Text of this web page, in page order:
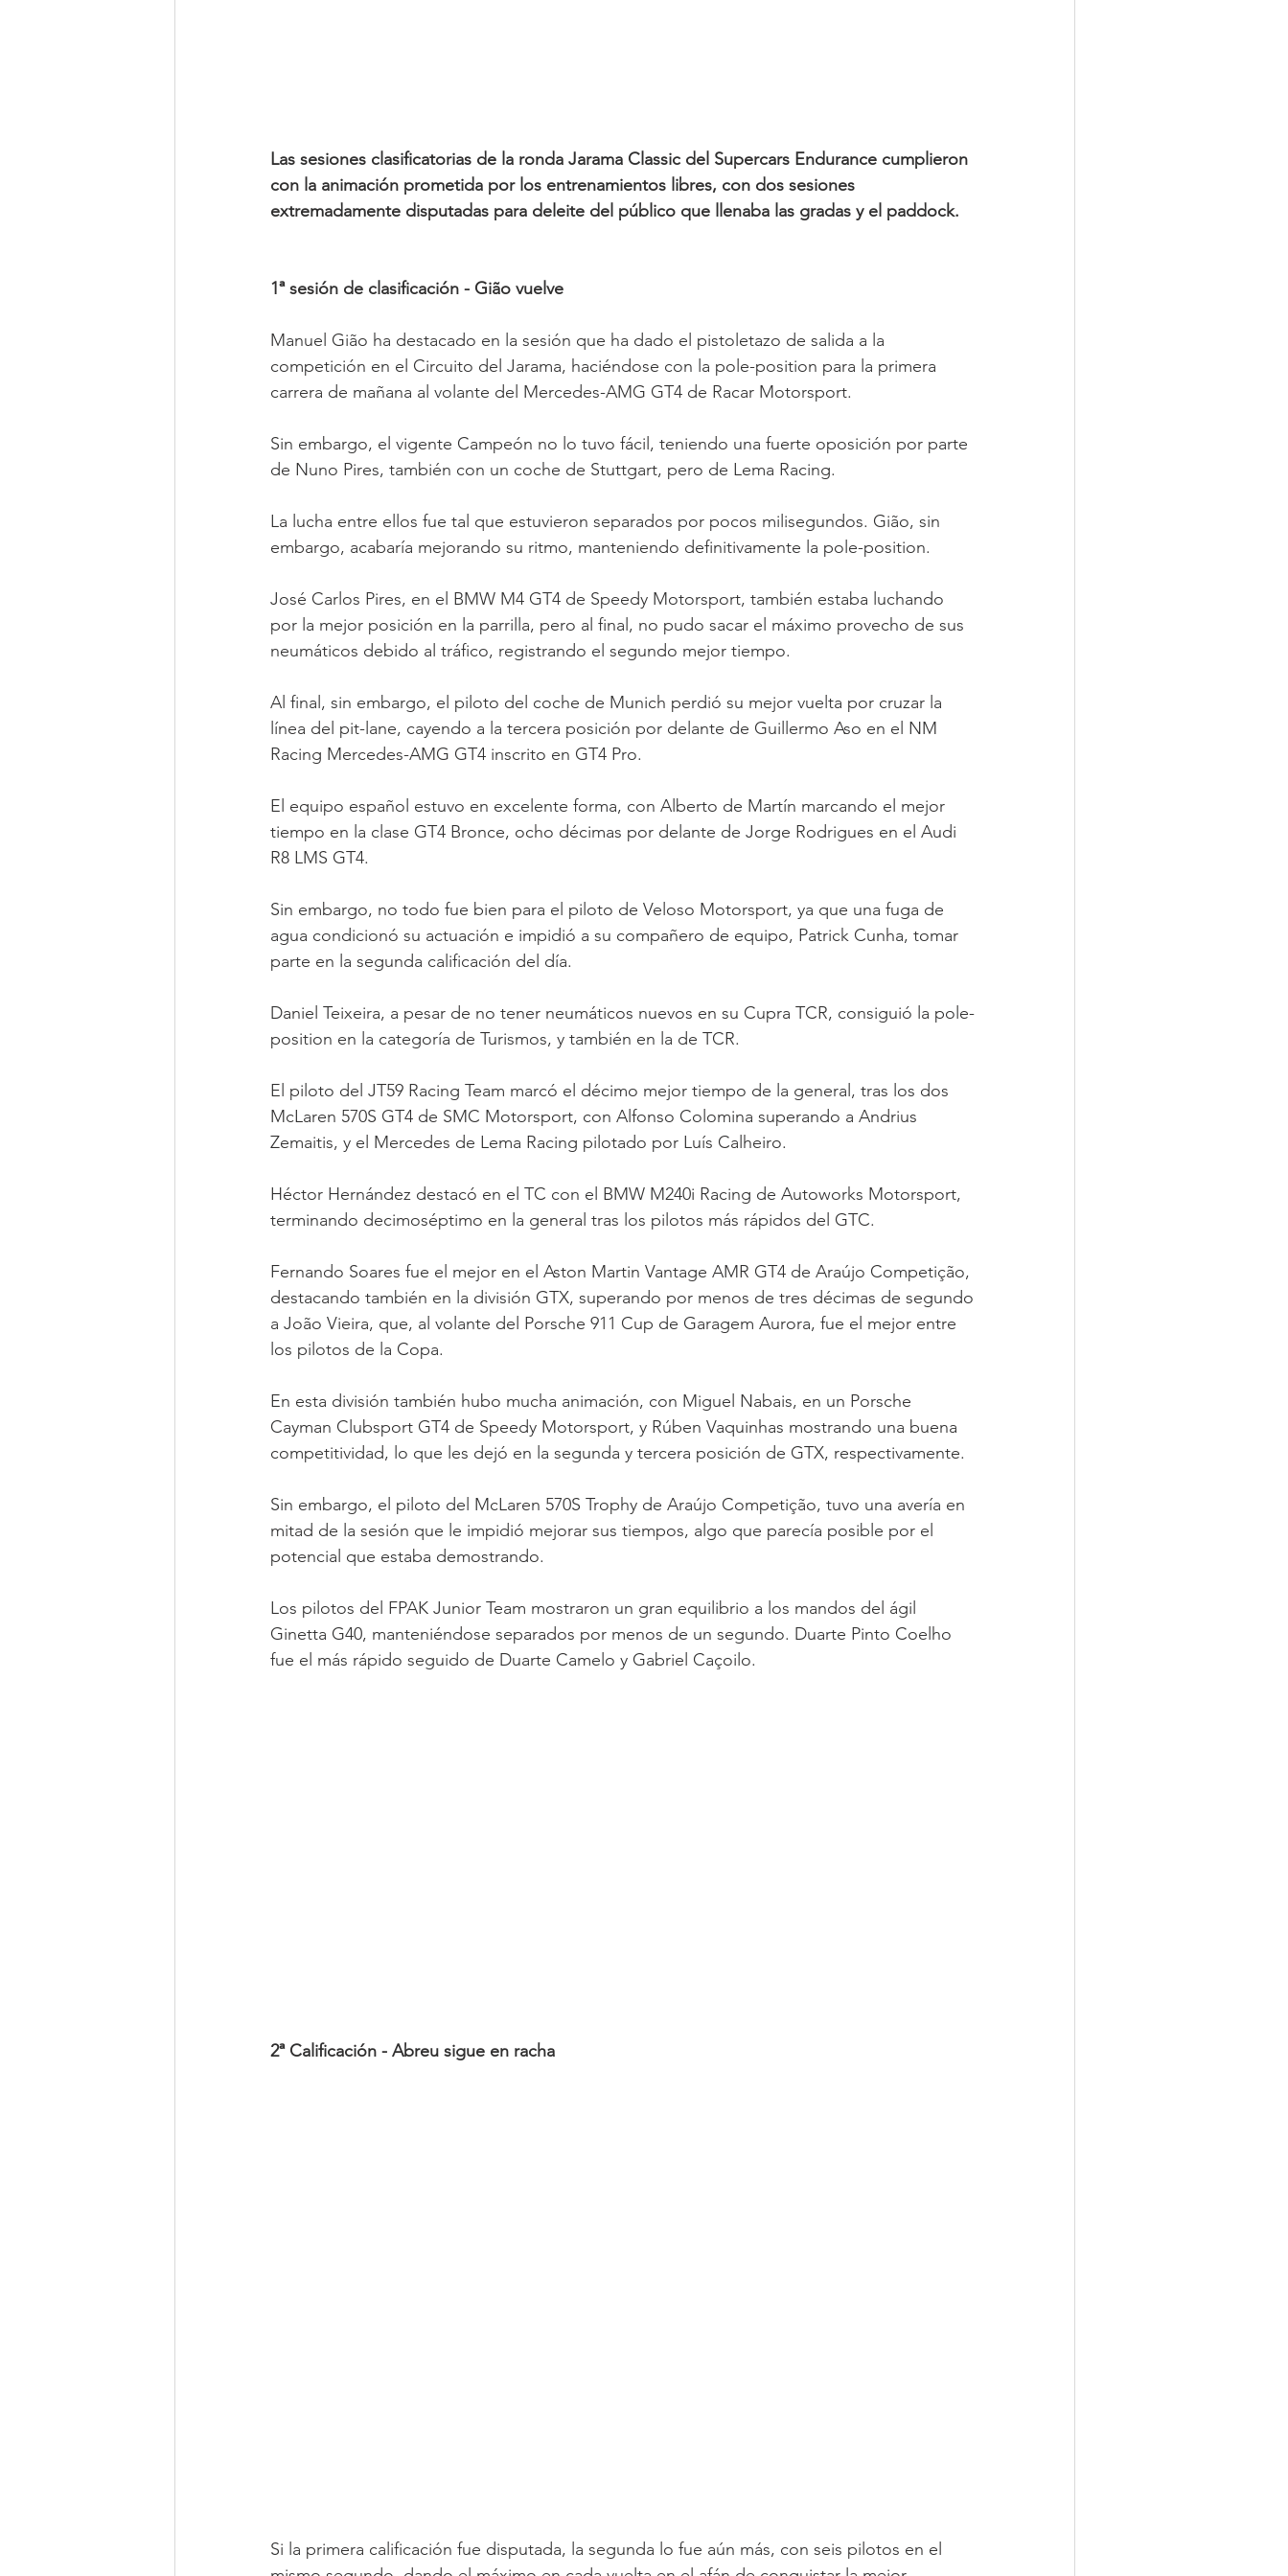
Las sesiones clasificatorias de la ronda Jarama Classic del Supercars Endurance cumplieron
con la animación prometida por los entrenamientos libres, con dos sesiones
extremadamente disputadas para deleite del público que llenaba las gradas y el paddock.
1ª sesión de clasificación - Gião vuelve
Manuel Gião ha destacado en la sesión que ha dado el pistoletazo de salida a la
competición en el Circuito del Jarama, haciéndose con la pole-position para la primera
carrera de mañana al volante del Mercedes-AMG GT4 de Racar Motorsport.
Sin embargo, el vigente Campeón no lo tuvo fácil, teniendo una fuerte oposición por parte
de Nuno Pires, también con un coche de Stuttgart, pero de Lema Racing.
La lucha entre ellos fue tal que estuvieron separados por pocos milisegundos. Gião, sin
embargo, acabaría mejorando su ritmo, manteniendo definitivamente la pole-position.
José Carlos Pires, en el BMW M4 GT4 de Speedy Motorsport, también estaba luchando
por la mejor posición en la parrilla, pero al final, no pudo sacar el máximo provecho de sus
neumáticos debido al tráfico, registrando el segundo mejor tiempo.
Al final, sin embargo, el piloto del coche de Munich perdió su mejor vuelta por cruzar la
línea del pit-lane, cayendo a la tercera posición por delante de Guillermo Aso en el NM
Racing Mercedes-AMG GT4 inscrito en GT4 Pro.
El equipo español estuvo en excelente forma, con Alberto de Martín marcando el mejor
tiempo en la clase GT4 Bronce, ocho décimas por delante de Jorge Rodrigues en el Audi
R8 LMS GT4.
Sin embargo, no todo fue bien para el piloto de Veloso Motorsport, ya que una fuga de
agua condicionó su actuación e impidió a su compañero de equipo, Patrick Cunha, tomar
parte en la segunda calificación del día.
Daniel Teixeira, a pesar de no tener neumáticos nuevos en su Cupra TCR, consiguió la pole-
position en la categoría de Turismos, y también en la de TCR.
El piloto del JT59 Racing Team marcó el décimo mejor tiempo de la general, tras los dos
McLaren 570S GT4 de SMC Motorsport, con Alfonso Colomina superando a Andrius
Zemaitis, y el Mercedes de Lema Racing pilotado por Luís Calheiro.
Héctor Hernández destacó en el TC con el BMW M240i Racing de Autoworks Motorsport,
terminando decimoséptimo en la general tras los pilotos más rápidos del GTC.
Fernando Soares fue el mejor en el Aston Martin Vantage AMR GT4 de Araújo Competição,
destacando también en la división GTX, superando por menos de tres décimas de segundo
a João Vieira, que, al volante del Porsche 911 Cup de Garagem Aurora, fue el mejor entre
los pilotos de la Copa.
En esta división también hubo mucha animación, con Miguel Nabais, en un Porsche
Cayman Clubsport GT4 de Speedy Motorsport, y Rúben Vaquinhas mostrando una buena
competitividad, lo que les dejó en la segunda y tercera posición de GTX, respectivamente.
Sin embargo, el piloto del McLaren 570S Trophy de Araújo Competição, tuvo una avería en
mitad de la sesión que le impidió mejorar sus tiempos, algo que parecía posible por el
potencial que estaba demostrando.
Los pilotos del FPAK Junior Team mostraron un gran equilibrio a los mandos del ágil
Ginetta G40, manteniéndose separados por menos de un segundo. Duarte Pinto Coelho
fue el más rápido seguido de Duarte Camelo y Gabriel Caçoilo.
2ª Calificación - Abreu sigue en racha
Si la primera calificación fue disputada, la segunda lo fue aún más, con seis pilotos en el